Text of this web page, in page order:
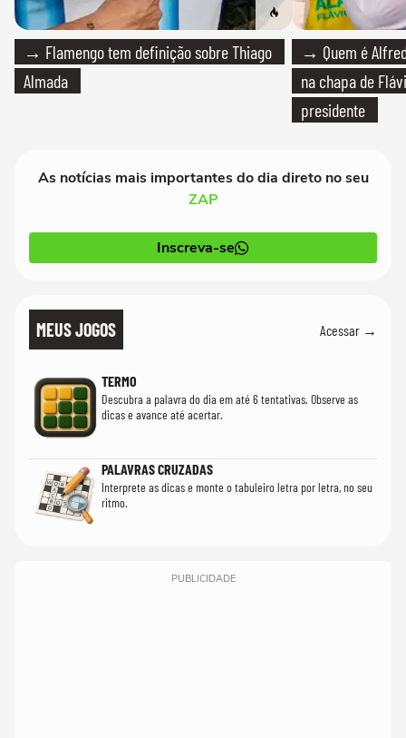
→ Flamengo tem definição sobre Thiago
Almada
→ Quem é
na chapa de
presidente
As notícias mais importantes do dia direto no seu
ZAP
Inscreva-se
MEUS JOGOS Acessar →
TERMO
Descubra a palavra do dia em até 6 tentativas. Observe as
dicas e avance até acertar.
PALAVRAS CRUZADAS
Interprete as dicas e monte o tabuleiro letra por letra, no seu
ritmo.
PUBLICIDADE